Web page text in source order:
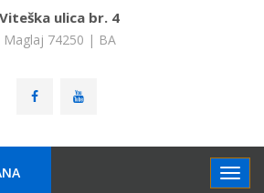
Viteška ulica br. 4
Maglaj 74250 | BA